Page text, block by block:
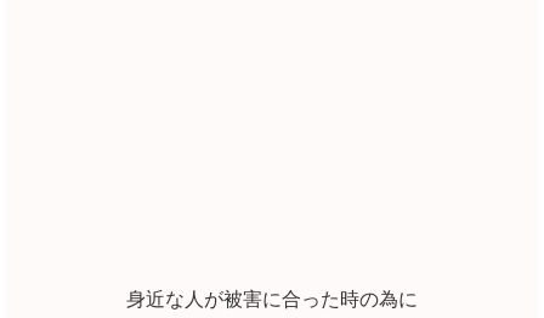
身近な人が被害に合った時の為に